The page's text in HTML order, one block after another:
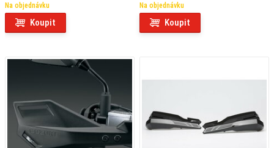
Na objednávku
Koupit
Na objednávku
Koupit